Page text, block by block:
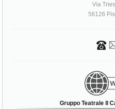
Via
56126
Gruppo Teatrale Il